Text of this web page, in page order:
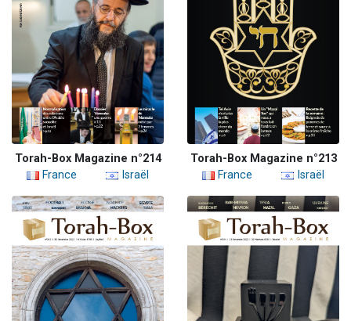
Torah-Box Magazine n°214
France
Israël
Torah-Box Magazine n°213
France
Israël